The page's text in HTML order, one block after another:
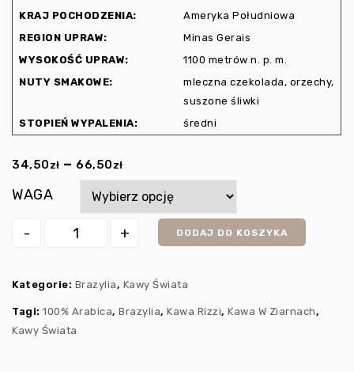
KRAJ POCHODZENIA:
Ameryka Południowa
REGION UPRAW:
Minas Gerais
WYSOKOŚĆ UPRAW:
1100 metrów n. p. m.
NUTY SMAKOWE:
mleczna czekolada, orzechy,
suszone śliwki
STOPIEŃ WYPALENIA:
średni
34,50 zł – 66,50 zł
WAGA
DODAJ DO KOSZYKA
Kategorie: Brazylia, Kawy Świata
Tagi: 100% Arabica, Brazylia, Kawa Rizzi, Kawa W Ziarnach,
Kawy Świata